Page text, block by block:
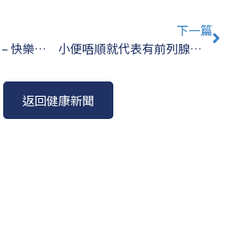
【無綫電視翡翠台 – 快樂長門人】無創超聲刀治甲狀腺結節
下一篇
小便唔順就代表有前列腺癌？｜陳樹賢醫生
返回健康新聞